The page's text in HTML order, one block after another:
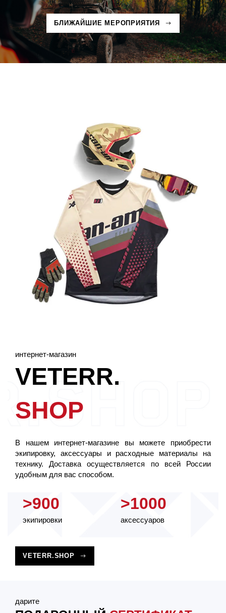
БЛИЖАЙШИЕ МЕРОПРИЯТИЯ
интернет-магазин
VETERR.
SHOP
В нашем интернет-магазине вы можете приобрести
экипировку, аксессуары и расходные материалы на
технику. Доставка осуществляется по всей России
удобным для вас способом.
>900
экипировки
>1000
аксессуаров
VETERR.SHOP
дарите